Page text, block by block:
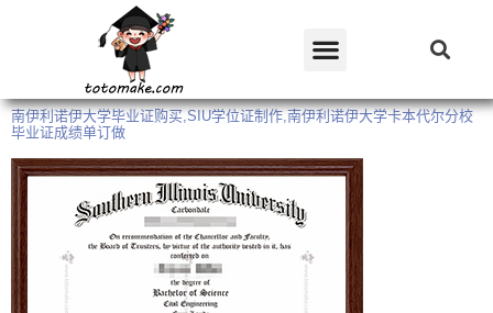
南伊利诺伊大学毕业证购买,SIU学位证制作,南伊利诺伊大学卡本代尔分校
毕业证成绩单订做